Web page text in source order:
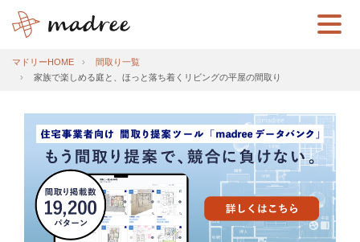
マドリーHOME
間取り一覧
家族で楽しめる庭と、ほっと落ち着くリビングの平屋の間取り